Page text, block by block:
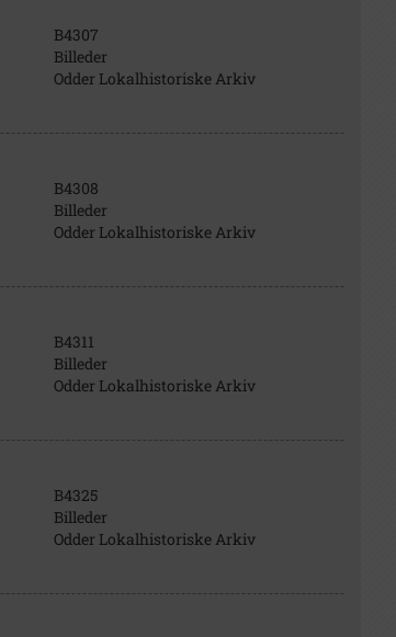
B4307
Billeder
Odder Lokalhistoriske Arkiv
B4308
Billeder
Odder Lokalhistoriske Arkiv
B4311
Billeder
Odder Lokalhistoriske Arkiv
B4325
Billeder
Odder Lokalhistoriske Arkiv